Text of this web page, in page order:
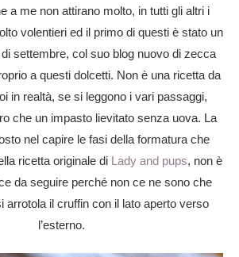
a me non attirano molto, in tutti gli altri i
volentieri ed il primo di questi è stato un
settembre, col suo blog nuovo di zecca
a questi dolcetti. Non è una ricetta da
in realtà, se si leggono i vari passaggi,
che un impasto lievitato senza uova. La
nel capire le fasi della formatura che
ricetta originale di Lady and pups, non è
da seguire perché non ce ne sono che
arrotola il cruffin con il lato aperto verso
l’esterno.